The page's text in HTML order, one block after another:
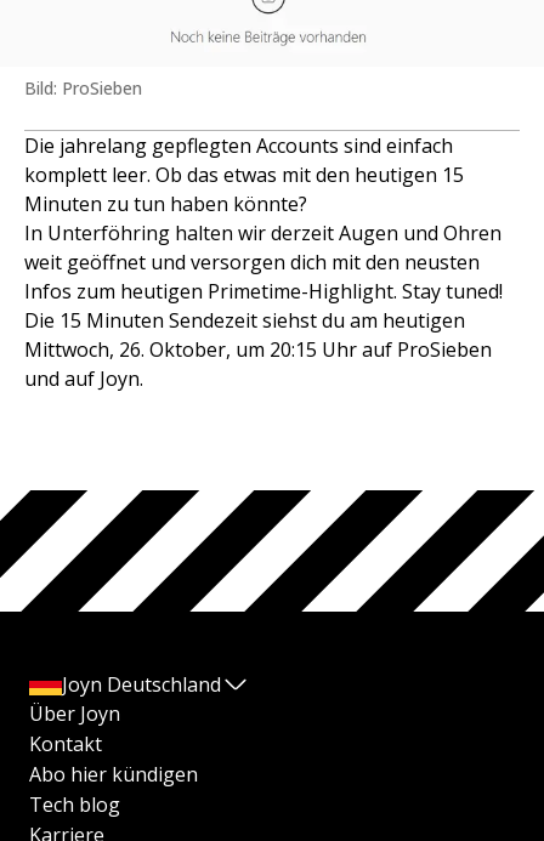
Bild: ProSieben
Die jahrelang gepflegten Accounts sind einfach
komplett leer. Ob das etwas mit den heutigen 15
Minuten zu tun haben könnte?
In Unterföhring halten wir derzeit Augen und Ohren
weit geöffnet und versorgen dich mit den neusten
Infos zum heutigen Primetime-Highlight. Stay tuned!
Die 15 Minuten Sendezeit siehst du am heutigen
Mittwoch, 26. Oktober, um 20:15 Uhr auf ProSieben
und auf Joyn.
Joyn Deutschland
Über Joyn
Kontakt
Abo hier kündigen
Tech blog
Karriere